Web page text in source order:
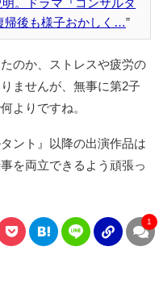
。ドラマ『コンサルタ
帰後も様子おかしく…
のか、ストレスや疲労の
ませんが、無事に第2子
よりですね。
ント』以降の出演作品は
を両立できるよう頑張っ
1